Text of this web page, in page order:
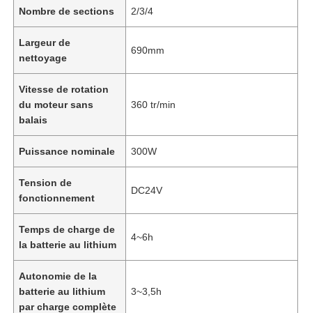
Nombre de sections 2/3/4
Largeur de
nettoyage
690mm
Vitesse de rotation
du moteur sans
balais
360 tr/min
Puissance nominale 300W
Tension de
fonctionnement
DC24V
Temps de charge de
la batterie au lithium
4~6h
Autonomie de la
batterie au lithium
par charge complète
3~3,5h